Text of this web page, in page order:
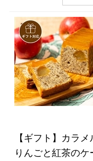
【ギフト】カラメ
りんごと紅茶のケ